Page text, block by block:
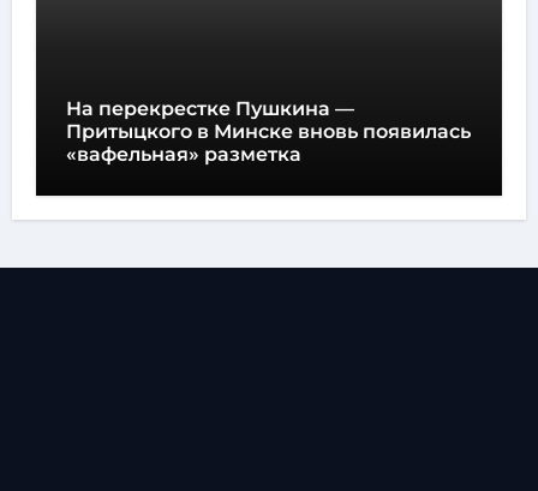
На перекрестке Пушкина —
Притыцкого в Минске вновь появилась
«вафельная» разметка